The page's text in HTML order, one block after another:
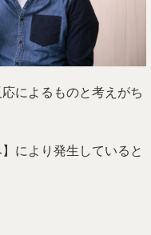
によるものと考えがち
により発生していると